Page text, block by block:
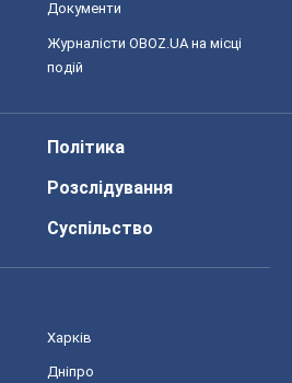
Документи
Журналісти OBOZ.UA на місці
подій
Політика
Розслідування
Суспільство
Харків
Дніпро